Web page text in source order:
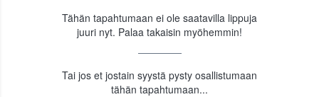
Tähän tapahtumaan ei ole saatavilla lippuja
juuri nyt. Palaa takaisin myöhemmin!
Tai jos et jostain syystä pysty osallistumaan
tähän tapahtumaan...